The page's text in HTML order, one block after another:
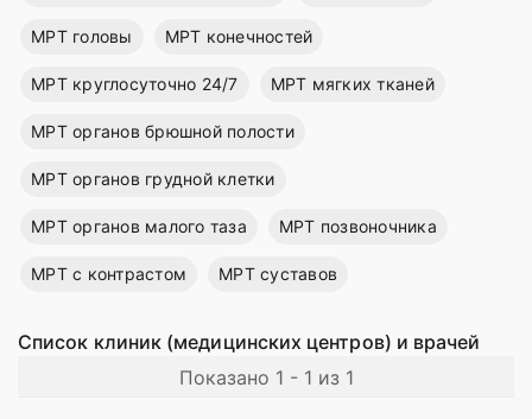
МРТ головы МРТ конечностей
МРТ круглосуточно 24/7 МРТ мягких тканей
МРТ органов брюшной полости
МРТ органов грудной клетки
МРТ органов малого таза МРТ позвоночника
МРТ с контрастом МРТ суставов
Список клиник (медицинских центров) и врачей
Показано 1 - 1 из 1